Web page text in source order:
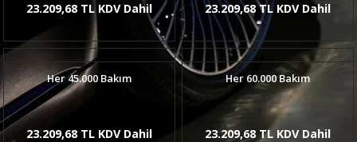
23.209,68 TL KDV Dahil 23.209,68 TL KDV Dahil
Her 45.000 Bakım
23.209,68 TL KDV Dahil
Her 60.000 Bakım
23.209,68 TL KDV Dahil